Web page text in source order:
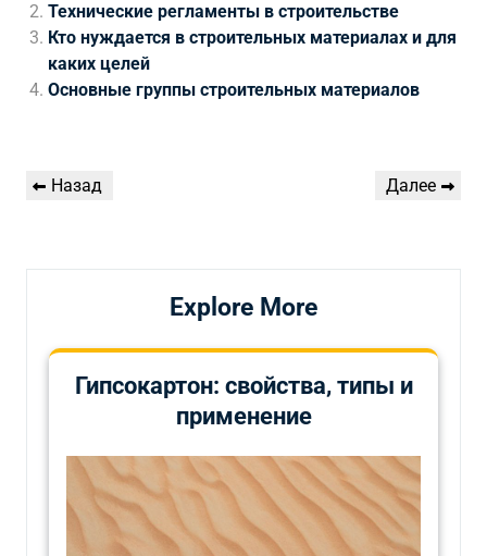
Технические регламенты в строительстве
Кто нуждается в строительных материалах и для
каких целей
Основные группы строительных материалов
Навигация
Предыдущая
Назад
Следующая
Далее
Explore More
Гипсокартон: свойства, типы и
применение